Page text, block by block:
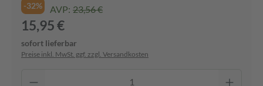
-32% AVP: 23,56 €
15,95 €
sofort lieferbar
Preise inkl. MwSt. ggf. zzgl. Versandkosten